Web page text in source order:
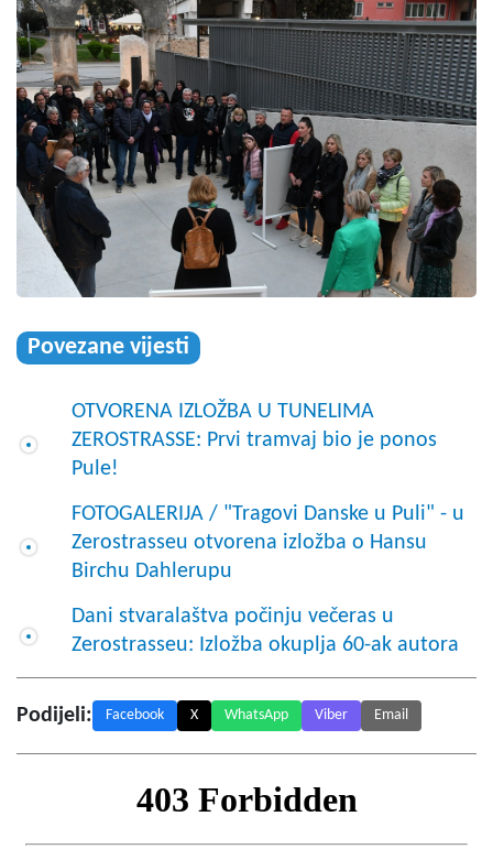
Povezane vijesti
OTVORENA IZLOŽBA U TUNELIMA
ZEROSTRASSE: Prvi tramvaj bio je ponos
Pule!
FOTOGALERIJA / "Tragovi Danske u Puli" - u
Zerostrasseu otvorena izložba o Hansu
Birchu Dahlerupu
Dani stvaralaštva počinju večeras u
Zerostrasseu: Izložba okuplja 60-ak autora
Podijeli: Facebook X WhatsApp Viber Email